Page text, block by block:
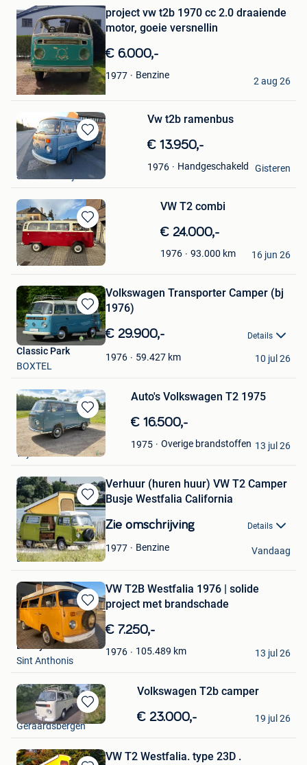
Mijn
Favorietenproject vw t2b 1970 cc 2.0 draaiende
motor, goeie versnellin
€ 6.000,-
1977 Benzine
robbie
Nederbrakel
2 aug 26
Bewaren
in
Mijn
Favorieten
Vw t2b ramenbus
€ 13.950,-
1976 Handgeschakeld
the range
Sint-Eloois-Vijve
Gisteren
Bewaren
in
Mijn
Favorieten
VW T2 combi
€ 24.000,-
1976 93.000 km
MotorOnly
Perwez
16 jun 26
Bewaren
in
Mijn
Favorieten
Volkswagen Transporter Camper (bj
1976)
€ 29.900,- Details
1976 59.427 km
Classic Park
BOXTEL
10 jul 26
Bewaren
in
Mijn
Favorieten
Auto's Volkswagen T2 1975
€ 16.500,-
1975 Overige brandstoffen
Second Owner
Wijchen
13 jul 26
Bewaren
in
Mijn
Favorieten
Verhuur (huren huur) VW T2 Camper
Busje Westfalia California
Zie omschrijving Details
1977 Benzine
Kombi-Legend
Beersel
Vandaag
Bewaren
in
Mijn
Favorieten
VW T2B Westfalia 1976 | solide
project met brandschade
€ 7.250,-
1976 105.489 km
Dandy Classics
Sint Anthonis
13 jul 26
Bewaren
in
Favorieten
Volkswagen T2b camper
€ 23.000,-
Asselman
Geraardsbergen
19 jul 26
VW T2 Westfalia. type 23D .